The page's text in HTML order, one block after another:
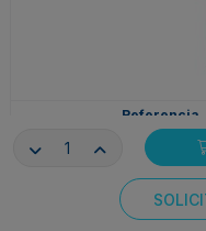
Consentimiento de cookies